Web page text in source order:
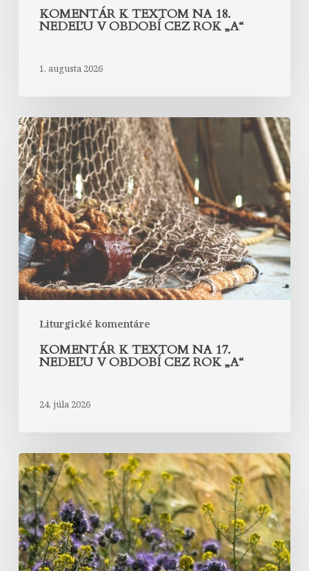
KOMENTÁR K TEXTOM NA 18.
NEDEĽU V OBDOBÍ CEZ ROK „A“
1. augusta 2026
Liturgické komentáre
Komentár
k
textom
na
17.
nedeľu
v
období
cez
rok
„A“
KOMENTÁR K TEXTOM NA 17.
NEDEĽU V OBDOBÍ CEZ ROK „A“
24. júla 2026
Komentár
k
textom
na
16.
nedeľu